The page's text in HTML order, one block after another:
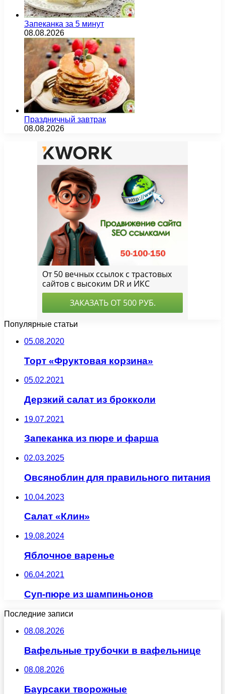
Запеканка за 5 минут
08.08.2026
Праздничный завтрак
08.08.2026
Популярные статьи
05.08.2020
Торт «Фруктовая корзина»
05.02.2021
Дерзкий салат из брокколи
19.07.2021
Запеканка из пюре и фарша
02.03.2025
Овсяноблин для правильного питания
10.04.2023
Салат «Клин»
19.08.2024
Яблочное варенье
06.04.2021
Суп-пюре из шампиньонов
Последние записи
08.08.2026
Вафельные трубочки в вафельнице
08.08.2026
Баурсаки творожные